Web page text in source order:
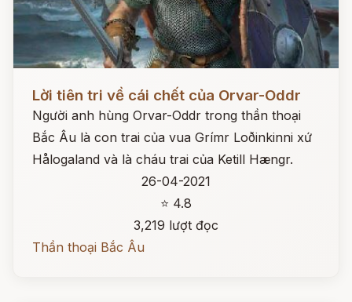
Lời tiên tri về cái chết của Orvar-Oddr
Người anh hùng Orvar-Oddr trong thần thoại
Bắc Âu là con trai của vua Grímr Loðinkinni xứ
Hålogaland và là cháu trai của Ketill Hængr.
26-04-2021
⭐ 4.8
3,219 lượt đọc
Thần thoại Bắc Âu